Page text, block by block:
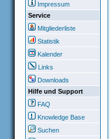
Impressum
Service
Mitgliederliste
Statistik
Kalender
Links
Downloads
Hilfe und Support
FAQ
Knowledge Base
Suchen